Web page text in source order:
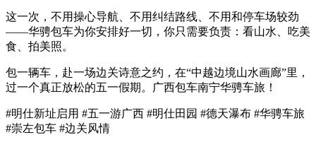
这一次，不用操心导航、不用纠结路线、不用和停车场较劲
——华骋包车为你安排好一切，你只需要负责：看山水、吃美
食、拍美照。
包一辆车，赴一场边关诗意之约，在“中越边境山水画廊”里，
过一个真正放松的五一假期。广西包车南宁华骋车旅！
#明仕新址启用 #五一游广西 #明仕田园 #德天瀑布 #华骋车旅
#崇左包车 #边关风情